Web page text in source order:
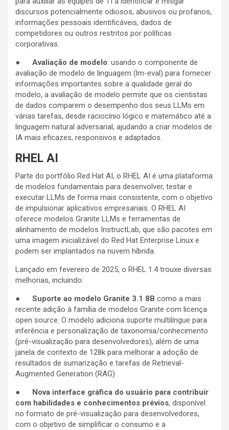
discursos potencialmente odiosos, abusivos ou profanos,
informações pessoais identificáveis, dados de
competidores ou outros restritos por políticas
corporativas.
● Avaliação de modelo: usando o componente de
avaliação de modelo de linguagem (lm-eval) para fornecer
informações importantes sobre a qualidade geral do
modelo, a avaliação de modelo permite que os cientistas
de dados comparem o desempenho dos seus LLMs em
várias tarefas, desde raciocínio lógico e matemático até a
linguagem natural adversarial, ajudando a criar modelos de
IA mais eficazes, responsivos e adaptados.
RHEL AI
Parte do portfólio Red Hat AI, o RHEL AI é uma plataforma
de modelos fundamentais para desenvolver, testar e
executar LLMs de forma mais consistente, com o objetivo
de impulsionar aplicativos empresariais. O RHEL AI
oferece modelos Granite LLMs e ferramentas de
alinhamento de modelos InstructLab, que são pacotes em
uma imagem inicializável do Red Hat Enterprise Linux e
podem ser implantados na nuvem híbrida.
Lançado em fevereiro de 2025, o RHEL 1.4 trouxe diversas
melhorias, incluindo:
● Suporte ao modelo Granite 3.1 8B como a mais
recente adição à família de modelos Granite com licença
open source. O modelo adiciona suporte multilíngue para
inferência e personalização de taxonomia/conhecimento
(pré-visualização para desenvolvedores), além de uma
janela de contexto de 128k para melhorar a adoção de
resultados de sumarização e tarefas de Retrieval-
Augmented Generation (RAG)
● Nova interface gráfica do usuário para contribuir
com habilidades e conhecimentos prévios, disponível
no formato de pré-visualização para desenvolvedores,
com o objetivo de simplificar o consumo e a